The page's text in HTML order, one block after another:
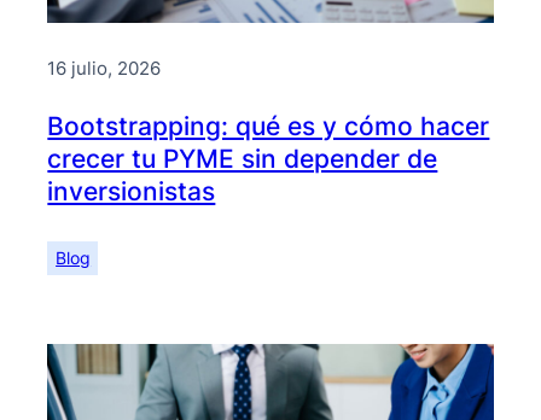
16 julio, 2026
Bootstrapping: qué es y cómo hacer
crecer tu PYME sin depender de
inversionistas
Blog